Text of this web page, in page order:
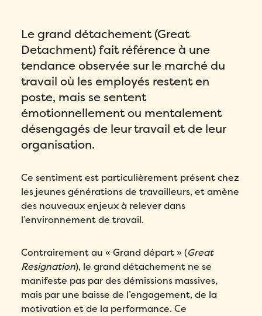
Le grand détachement (Great
Detachment) fait référence à une
tendance observée sur le marché du
travail où les employés restent en
poste, mais se sentent
émotionnellement ou mentalement
désengagés de leur travail et de leur
organisation.
Ce sentiment est particulièrement présent chez
les jeunes générations de travailleurs, et amène
des nouveaux enjeux à relever dans
l’environnement de travail.
Contrairement au « Grand départ » (Great
Resignation), le grand détachement ne se
manifeste pas par des démissions massives,
mais par une baisse de l’engagement, de la
motivation et de la performance. Ce